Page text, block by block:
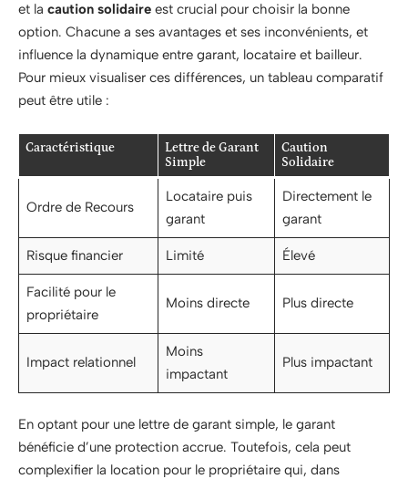
et la caution solidaire est crucial pour choisir la bonne
option. Chacune a ses avantages et ses inconvénients, et
influence la dynamique entre garant, locataire et bailleur.
Pour mieux visualiser ces différences, un tableau comparatif
peut être utile :
Caractéristique
Lettre de Garant
Simple
Caution
Solidaire
Ordre de Recours
Locataire puis
garant
Directement le
garant
Risque financier Limité Élevé
Facilité pour le
propriétaire
Moins directe Plus directe
Impact relationnel
Moins
impactant
Plus impactant
En optant pour une lettre de garant simple, le garant
bénéficie d’une protection accrue. Toutefois, cela peut
complexifier la location pour le propriétaire qui, dans